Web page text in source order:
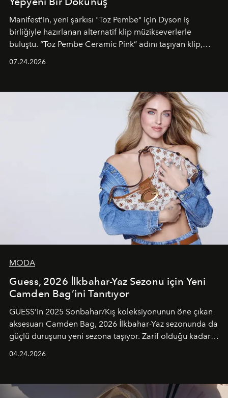
Manifest’in, yeni şarkısı "Toz Pembe" için Dyson iş
birliğiyle hazırlanan alternatif klip müzikseverlerle
buluştu. “Toz Pembe Ceramic Pink” adını taşıyan klip,
unsurlarından biri olarak öne çıkıyor.
07.24.2026
MODA
Guess, 2026 İlkbahar-Yaz Sezonu için Yeni
Camden Bag’ini Tanıtıyor
GUESS’in 2025 Sonbahar/Kış koleksiyonunun öne çıkan
aksesuarı Camden Bag, 2026 İlkbahar-Yaz sezonunda da
güçlü duruşunu yeni sezona taşıyor. Zarif olduğu kadar
04.24.2026